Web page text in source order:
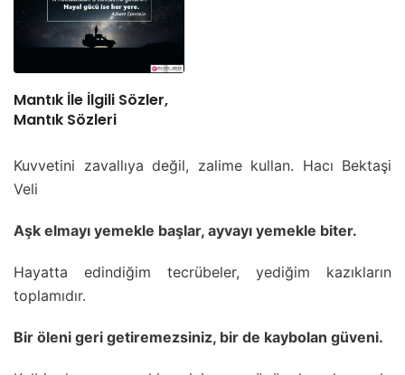
Mantık İle İlgili Sözler,
Mantık Sözleri
Kuvvetini zavallıya değil, zalime kullan. Hacı Bektaşi
Veli
Aşk elmayı yemekle başlar, ayvayı yemekle biter.
Hayatta edindiğim tecrübeler, yediğim kazıkların
toplamıdır.
Bir öleni geri getiremezsiniz, bir de kaybolan güveni.